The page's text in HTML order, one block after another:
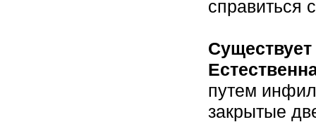
справиться
путем
закрытые